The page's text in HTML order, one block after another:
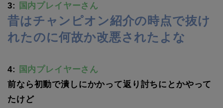
3: 国内プレイヤーさん
昔はチャンピオン紹介の時点で抜け
れたのに何故か改悪されたよな
4:
国内プレイヤーさん
前なら初動で潰しにかかって返り討ちにとかやって
たけど